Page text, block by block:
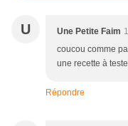
U Une Petite Faim
coucou comme
une recette à
Répondre